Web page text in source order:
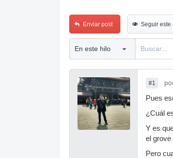
Enviar post Seguir este
#1
Pues
¿Cuál
Y es
el grove
Pero